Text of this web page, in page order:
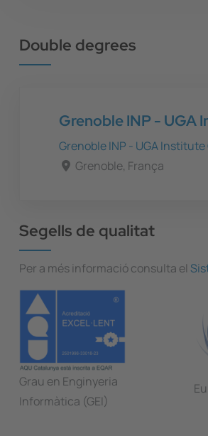
Double degrees
Grenoble INP - UGA
Grenoble INP - UGA
Grenoble, França
Segells de qualitat
Per a més informació consulta el
Grau en Enginyeria
Informàtica (GEI)